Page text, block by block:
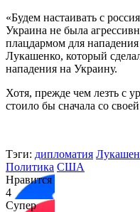
«Будем настаивать с
Украина не была
плацдармом для
Лукашенко, который
нападения на Украину.
Хотя, прежде чем лезть с
стоило бы сначала со своей
Тэги: дипломатия
Политика США
Нравится
4
Супер